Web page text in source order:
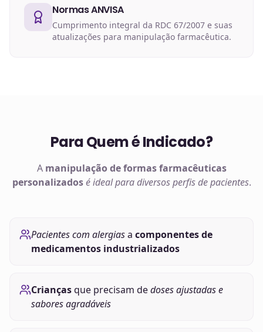
Normas ANVISA
Cumprimento integral da RDC 67/2007 e suas
atualizações para manipulação farmacêutica.
Para Quem é Indicado?
A manipulação deformas farmacêuticas
personalizados é ideal para diversos perfis de pacientes.
Pacientes com alergiasa componentes de
medicamentos industrializados
Criançasque precisam dedoses ajustadas e
sabores agradáveis